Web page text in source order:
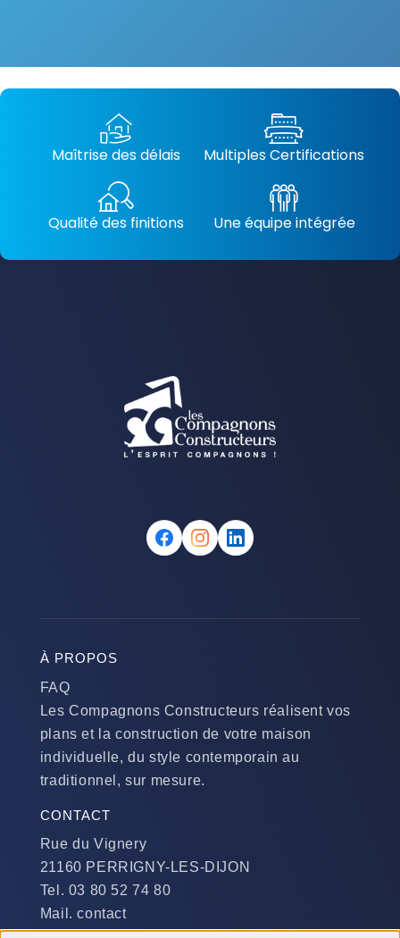
Maîtrise des délais Multiples Certifications
Qualité des finitions Une équipe intégrée
À PROPOS
FAQ
Les Compagnons Constructeurs réalisent vos
plans et la construction de votre maison
individuelle, du style contemporain au
traditionnel, sur mesure.
CONTACT
Rue du Vignery
21160 PERRIGNY-LES-DIJON
Tel. 03 80 52 74 80
Mail. contact